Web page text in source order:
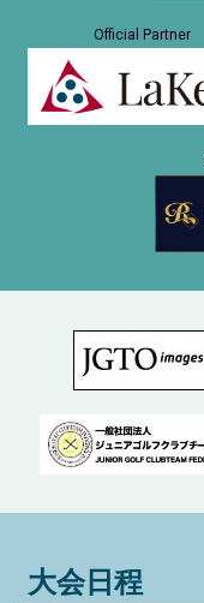
Official Partner
大会日程